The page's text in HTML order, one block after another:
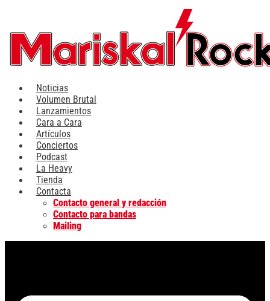
contenido
Noticias
Volumen Brutal
Lanzamientos
Cara a Cara
Artículos
Conciertos
Podcast
La Heavy
Tienda
Contacta
Contacto general y redacción
Contacto para bandas
Mailing